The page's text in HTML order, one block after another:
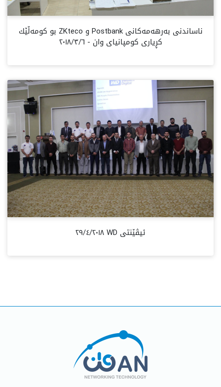
ناساندنی بەرهەمەکانی Postbank و ZKteco بو كومەڵێك
كڕياری كومپانيای وان - ٢٠١٨/٣/٦
ئیڤێنتی WD ٢٩/٤/٢٠١٨